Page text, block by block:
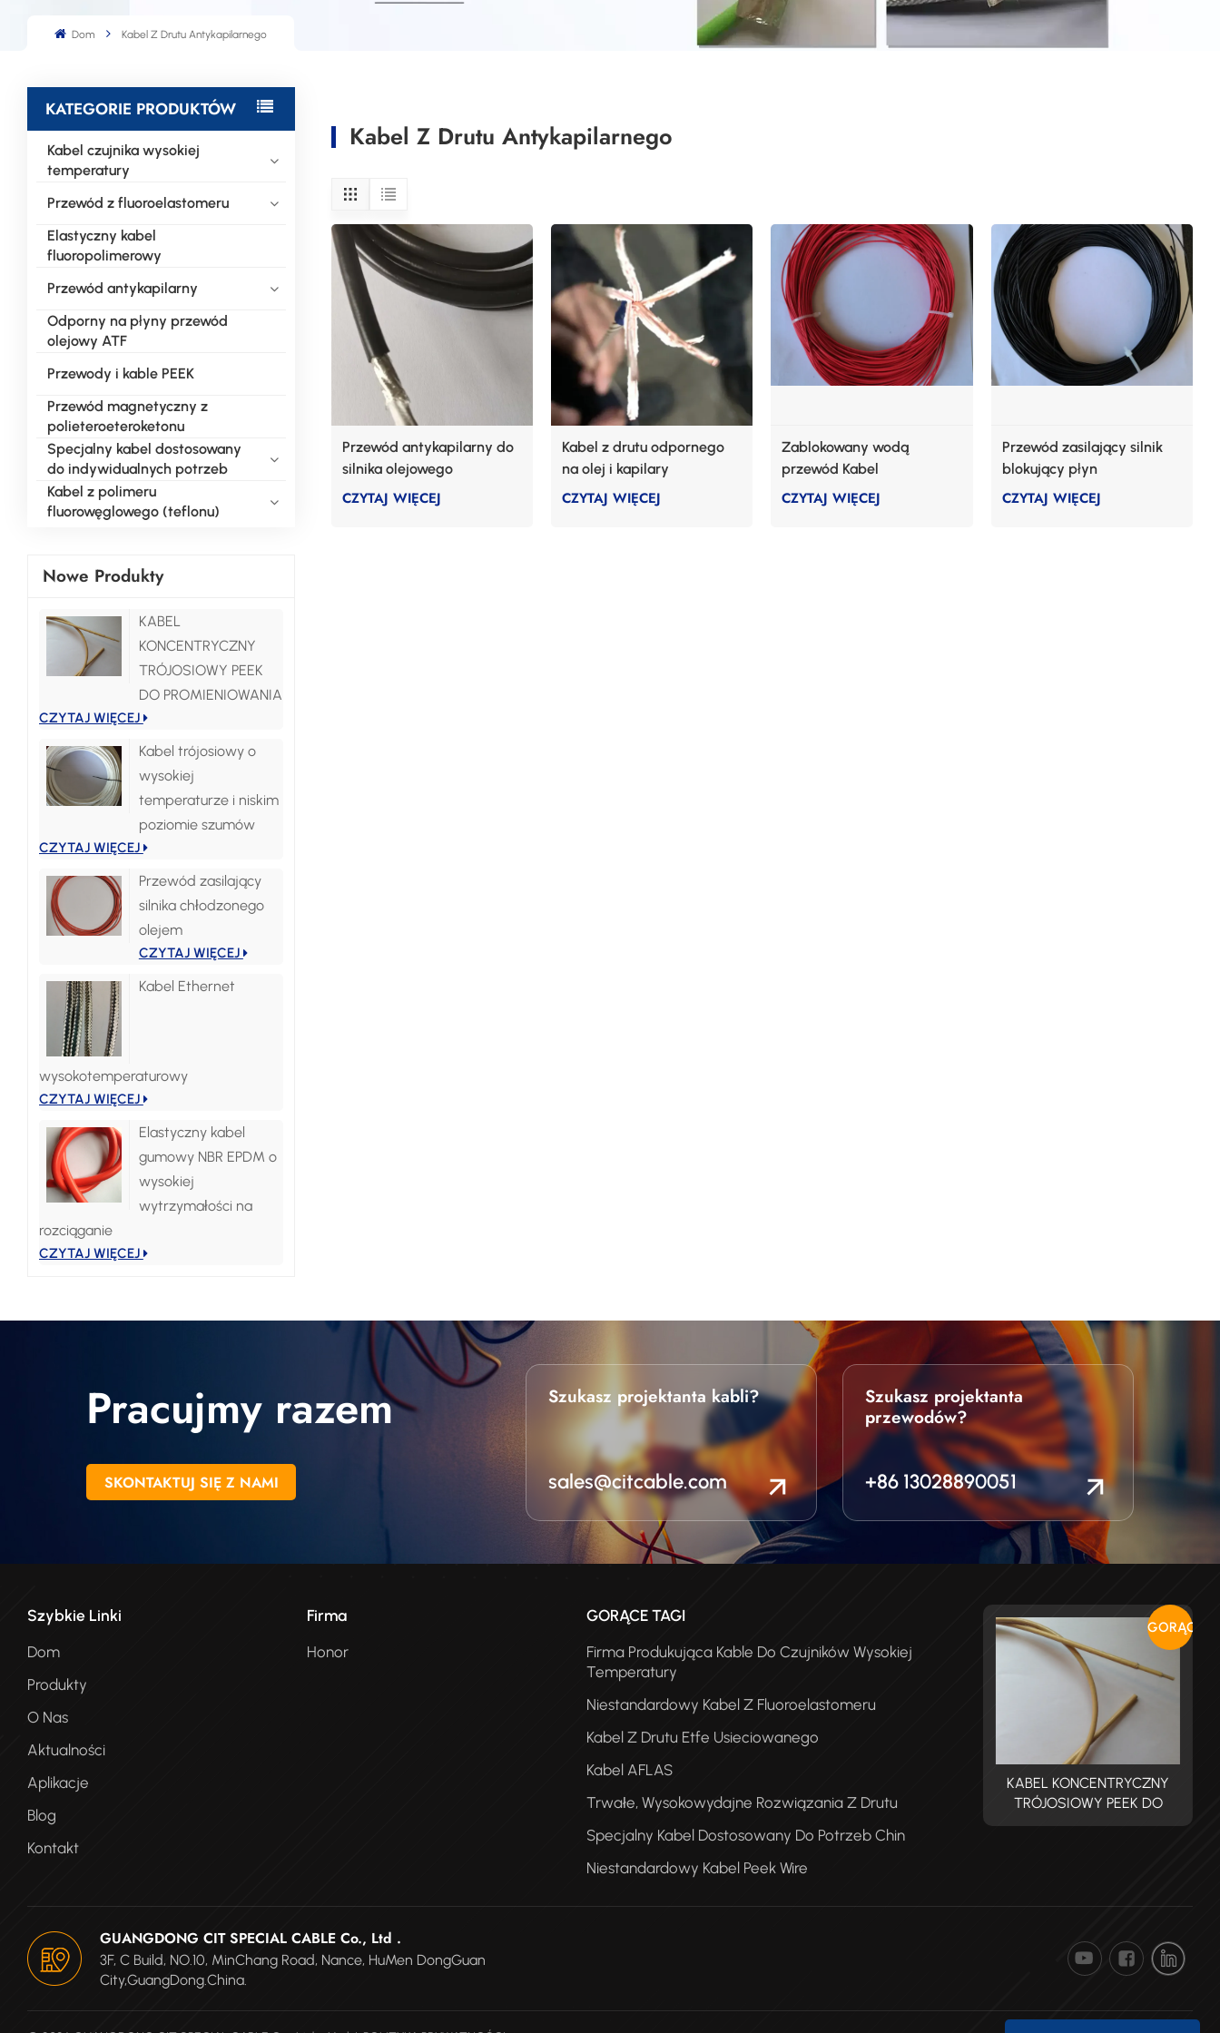
Dom Kabel Z Drutu Antykapilarnego
KATEGORIE PRODUKTÓW
Kabel czujnika wysokiej
temperatury
Przewód z fluoroelastomeru
Elastyczny kabel
fluoropolimerowy
Przewód antykapilarny
Odporny na płyny przewód
olejowy ATF
Przewody i kable PEEK
Przewód magnetyczny z
polieteroeteroketonu
Specjalny kabel dostosowany
do indywidualnych potrzeb
Kabel z polimeru
fluorowęglowego (teflonu)
Nowe Produkty
KABEL
KONCENTRYCZNY
TRÓJOSIOWY PEEK
DO PROMIENIOWANIA
CZYTAJ WIĘCEJ
Kabel trójosiowy o
wysokiej
temperaturze i niskim
poziomie szumów
CZYTAJ WIĘCEJ
Przewód zasilający
silnika chłodzonego
olejem
CZYTAJ WIĘCEJ
Kabel Ethernet
wysokotemperaturowy
CZYTAJ WIĘCEJ
Elastyczny kabel
gumowy NBR EPDM o
wysokiej
wytrzymałości na
rozciąganie
CZYTAJ WIĘCEJ
Kabel Z Drutu Antykapilarnego
Przewód antykapilarny do
silnika olejowego
CZYTAJ WIĘCEJ
Kabel z drutu odpornego
na olej i kapilary
CZYTAJ WIĘCEJ
Zablokowany wodą
przewód Kabel
CZYTAJ WIĘCEJ
Przewód zasilający silnik
blokujący płyn
CZYTAJ WIĘCEJ
Pracujmy razem
SKONTAKTUJ SIĘ Z NAMI
Szukasz projektanta kabli?
sales@citcable.com
Szukasz projektanta
przewodów?
+86 13028890051
Szybkie Linki
Dom
Produkty
O Nas
Aktualności
Aplikacje
Blog
Kontakt
Firma
Honor
GORĄCE TAGI
Firma Produkująca Kable Do Czujników Wysokiej
Temperatury
Niestandardowy Kabel Z Fluoroelastomeru
Kabel Z Drutu Etfe Usieciowanego
Kabel AFLAS
Trwałe, Wysokowydajne Rozwiązania Z Drutu
Specjalny Kabel Dostosowany Do Potrzeb Chin
Niestandardowy Kabel Peek Wire
GORĄCY
TRÓJOSIOWY PEEK DO
KABEL KONCENTRYCZNY
TRÓJOSIOWY PEEK DO
PROMIENIOWANIA
GUANGDONG CIT SPECIAL CABLE Co., Ltd .
3F, C Build, NO.10, MinChang Road, Nance, HuMen DongGuan
City,GuangDong.China.